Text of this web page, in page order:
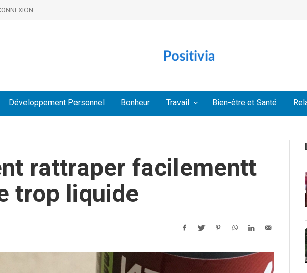
Développement Personnel Bonheur Travail Bien-être et Santé
rattraper facilementt
trop liquide